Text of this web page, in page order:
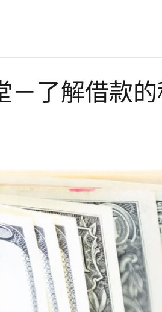
－了解借款